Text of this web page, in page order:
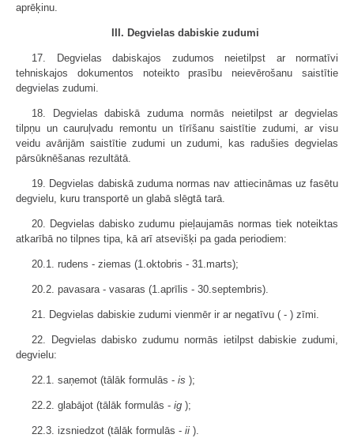
aprēķinu.
III. Degvielas dabiskie zudumi
17. Degvielas dabiskajos zudumos neietilpst ar normatīvi
tehniskajos dokumentos noteikto prasību neievērošanu saistītie
degvielas zudumi.
18. Degvielas dabiskā zuduma normās neietilpst ar degvielas
tilpņu un cauruļvadu remontu un tīrīšanu saistītie zudumi, ar visu
veidu avārijām saistītie zudumi un zudumi, kas radušies degvielas
pārsūknēšanas rezultātā.
19. Degvielas dabiskā zuduma normas nav attiecināmas uz fasētu
degvielu, kuru transportē un glabā slēgtā tarā.
20. Degvielas dabisko zudumu pieļaujamās normas tiek noteiktas
atkarībā no tilpnes tipa, kā arī atsevišķi pa gada periodiem:
20.1. rudens - ziemas (1.oktobris - 31.marts);
20.2. pavasara - vasaras (1.aprīlis - 30.septembris).
21. Degvielas dabiskie zudumi vienmēr ir ar negatīvu ( - ) zīmi.
22. Degvielas dabisko zudumu normās ietilpst dabiskie zudumi,
degvielu:
22.1. saņemot (tālāk formulās - is );
22.2. glabājot (tālāk formulās - ig );
22.3. izsniedzot (tālāk formulās - ii ).